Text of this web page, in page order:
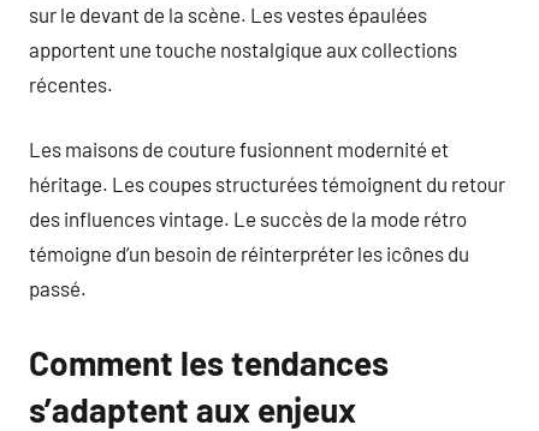
sur le devant de la scène. Les vestes épaulées
apportent une touche nostalgique aux collections
récentes.
Les maisons de couture fusionnent modernité et
héritage. Les coupes structurées témoignent du retour
des influences vintage. Le succès de la mode rétro
témoigne d’un besoin de réinterpréter les icônes du
passé.
Comment les tendances
s’adaptent aux enjeux